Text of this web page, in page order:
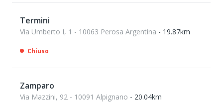
Termini
Via Umberto I, 1 - 10063 Perosa Argentina - 19.87km
Chiuso
Zamparo
Via Mazzini, 92 - 10091 Alpignano - 20.04km